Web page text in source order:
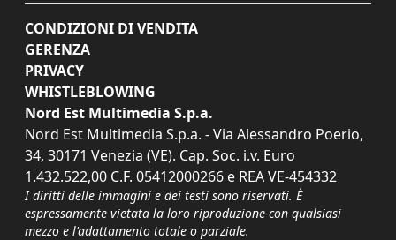
CONDIZIONI DI VENDITA
GERENZA
PRIVACY
WHISTLEBLOWING
Nord Est Multimedia S.p.a.
Nord Est Multimedia S.p.a. - Via Alessandro Poerio,
34, 30171 Venezia (VE). Cap. Soc. i.v. Euro
1.432.522,00 C.F. 05412000266 e REA VE-454332
I diritti delle immagini e dei testi sono riservati. È
espressamente vietata la loro riproduzione con qualsiasi
mezzo e l'adattamento totale o parziale.